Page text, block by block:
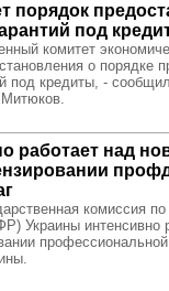
порядок
под
комитет
о порядке
под кредиты, -
работает над
комиссия
Украины интенсивно